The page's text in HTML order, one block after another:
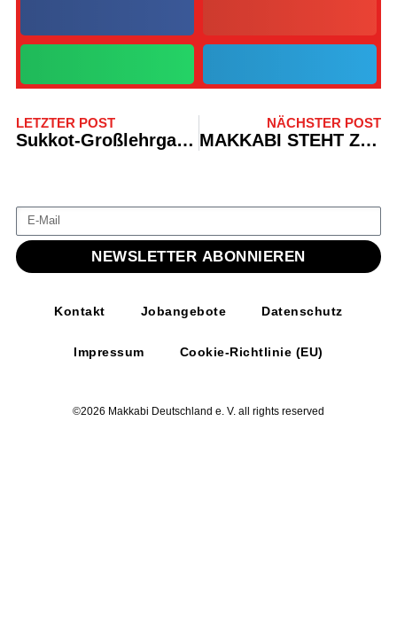
LETZTER POST
Sukkot-Großlehrgang 2023
NÄCHSTER POST
MAKKABI STEHT ZU ISRAEL
NEWSLETTER ABONNIEREN
©2026 Makkabi Deutschland e. V. all rights reserved
Kontakt Jobangebote Datenschutz
Impressum Cookie-Richtlinie (EU)